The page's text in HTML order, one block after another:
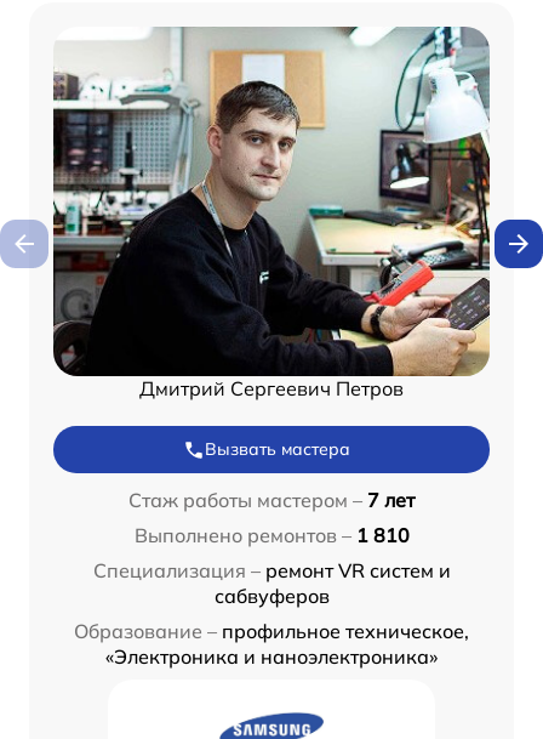
Дмитрий Сергеевич Петров
Вызвать мастера
Стаж работы мастером – 7 лет
Выполнено ремонтов – 1 810
Специализация – ремонт VR систем и
сабвуферов
Образование – профильное техническое,
«Электроника и наноэлектроника»